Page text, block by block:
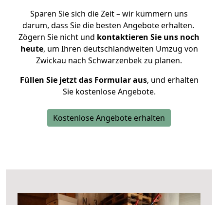
Sparen Sie sich die Zeit – wir kümmern uns
darum, dass Sie die besten Angebote erhalten.
Zögern Sie nicht und kontaktieren Sie uns noch
heute, um Ihren deutschlandweiten Umzug von
Zwickau nach Schwarzenbek zu planen.
Füllen Sie jetzt das Formular aus, und erhalten
Sie kostenlose Angebote.
Kostenlose Angebote erhalten